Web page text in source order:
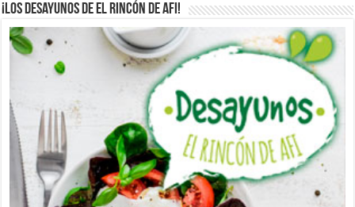
¡Los desayunos de El Rincón de Afi!